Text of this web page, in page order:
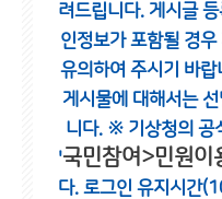
려드립니다. 게시글
인정보가 포함될 경우
유의하여 주시기 바랍
게시물에 대해서는
니다. ※ 기상청의 공
'국민참여>민원이
다. 로그인 유지시간